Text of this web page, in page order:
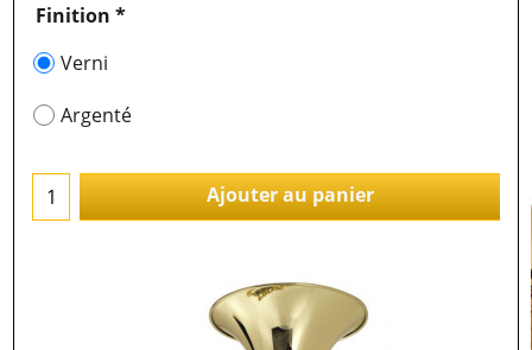
Finition *
Verni
Argenté
Ajouter au panier